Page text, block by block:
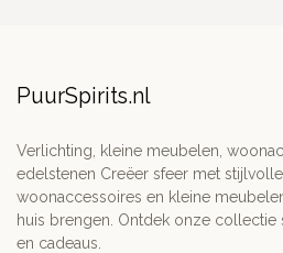
PuurSpirits.nl
Verlichting, kleine meubelen,
edelstenen Creëer sfeer met
woonaccessoires en kleine
huis brengen. Ontdek onze collectie
en cadeaus.